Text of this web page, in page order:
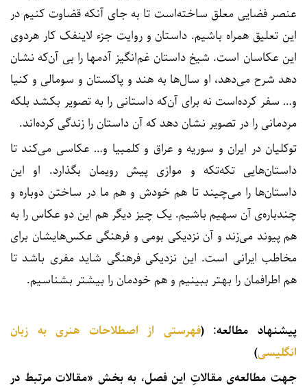
عنصر فضایی معلق ساخته‌است تا به جای آ‌نکه قضاوت کنیم در
این تعلیق همراه باشیم. داستان و روایت جزء لاینفک کار هردوی
این عکاسان است. شیخ داستان غم‌انگیز آدمها را بی آن‌که نشان
دهد شرح می‌دهد، او سال‌ها به هند و پاکستان و سومالی و کنیا
و… سفر کرده‌است نه برای آن‌که داستانی را به تصویر بکشد بلکه
مردمانی را در تصویر نشان دهد که آن داستان را زندگی کرده‌اند.
توکلیان در ایران و سوریه و عراق و کلمبیا و… عکاسی می‌کند تا
داستان‌هایی تکه‌تکه و موازی پیش رویمان بگذارد. او این
داستان‌ها را می‌چیند تا هم خودش و هم ما در ساختن دوباره و
چندباره‌ی آن سهیم باشیم. یک چیز دیگر هم این دو عکاس را به
هم پیوند می‌زند و آن نزدیکی بومی و فرهنگی عکس‌هایشان برای
مخاطب ایرانی است. این نزدیکی فرهنگی شاید مفری باشد تا
هم اطرافمان را بهتر ببینیم و هم خودمان را بیشتر بشناسیم.
پیشنهاد مطالعه: (فهرستی از اصطلاحات هنری به زبان
انگلیسی)
جهت مطالعه‌ی مقالاتِ این فصل، به بخش «مقالات مرتبط در